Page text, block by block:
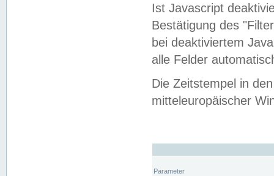
Ist Javascript
Bestätigung des
bei deaktiviertem
alle Felder
Die Zeitstempel in
mitteleuropäischer
Parameter